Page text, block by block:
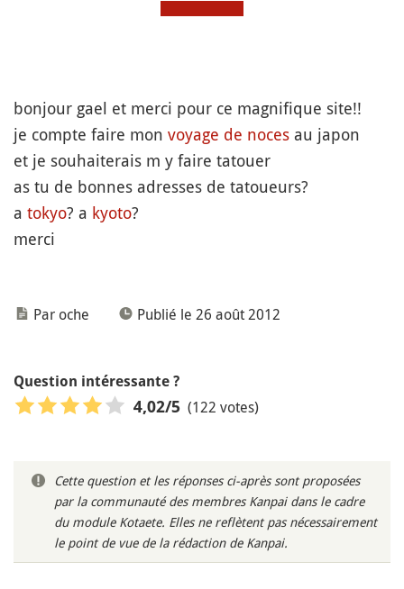
bonjour gael et merci pour ce magnifique site!!
je compte faire mon voyage de noces au japon
et je souhaiterais m y faire tatouer
as tu de bonnes adresses de tatoueurs?
a tokyo? a kyoto?
merci
Par oche Publié le 26 août 2012
Question intéressante ?
4,02/5 (122 votes)
Cette question et les réponses ci-après sont proposées
par la communauté des membres Kanpai dans le cadre
du module Kotaete. Elles ne reflètent pas nécessairement
le point de vue de la rédaction de Kanpai.